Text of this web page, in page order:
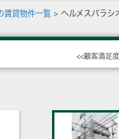
賃貸物件一覧 > ヘルメスパラシ
<<顧客満足